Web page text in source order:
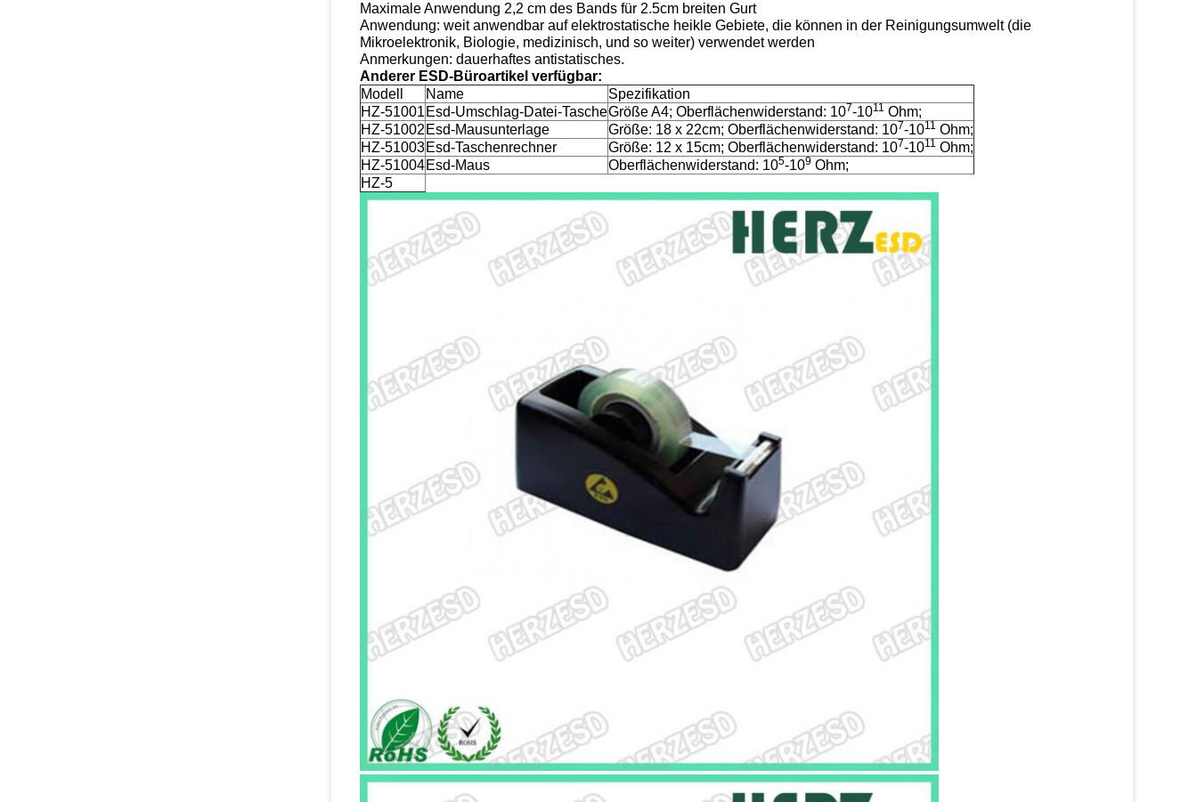
Maximale Anwendung 2,2 cm des Bands für 2.5cm breiten Gurt
Anwendung: weit anwendbar auf elektrostatische heikle Gebiete, die können in der Reinigungsumwelt (die
Mikroelektronik, Biologie, medizinisch, und so weiter) verwendet werden
Anmerkungen: dauerhaftes antistatisches.
Anderer ESD-Büroartikel verfügbar:
Modell
Name
Spezifikation
HZ-51001 Esd-Umschlag-Datei-TascheGröße A4; Oberflächenwiderstand: 107-1011 Ohm;
HZ-51002 Esd-Mausunterlage Größe: 18 x 22cm; Oberflächenwiderstand: 107-1011 Ohm;
HZ-51003Esd-Taschenrechner Größe: 12 x 15cm; Oberflächenwiderstand: 107-1011 Ohm;
HZ-51004Esd-Maus Oberflächenwiderstand: 105-109 Ohm;
HZ-5